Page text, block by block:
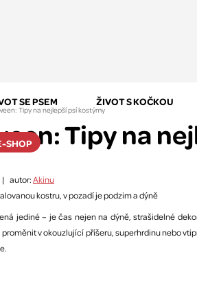
SE PSEM
ŽIVOT S KOČKOU
SHOP
Tipy na nejlepší psí kostýmy
Tipy na
| autor:Akinu
jediné – je čas nejen na dýně, strašidelné
v okouzlující příšeru, superhrdinu nebo